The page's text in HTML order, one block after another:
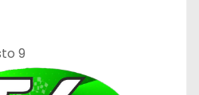
9